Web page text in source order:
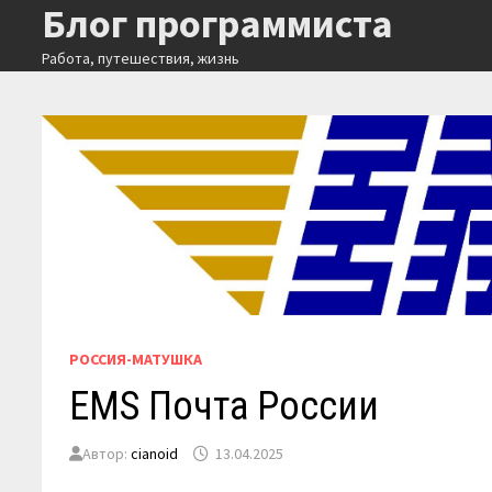
Перейти
содержимому
Блог программиста
Работа, путешествия, жизнь
РОССИЯ-МАТУШКА
EMS Почта России
Автор:cianoid 13.04.2025